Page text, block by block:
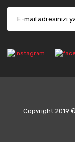
Copyright 2019